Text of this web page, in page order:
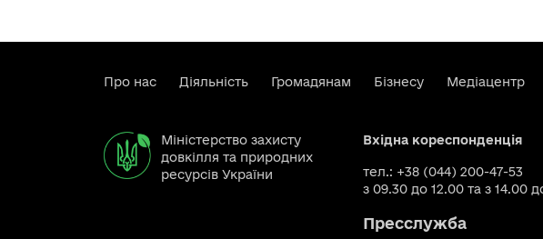
Про нас Діяльність Громадянам Бізнесу Медіацентр
Міністерство захисту
довкілля та природних
ресурсів України
Вхідна кореспонденція
тел.: +38 (044) 200-47-53
з 09.30 до 12.00 та з 14.00
Пресслужба